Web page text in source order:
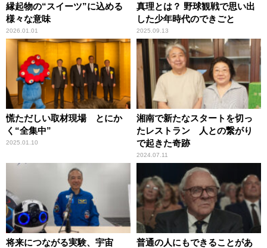
縁起物の“スイーツ”に込める
様々な意味
2026.01.01
真理とは？ 野球観戦で思い出
した少年時代のできごと
2025.09.13
慌ただしい取材現場 とにか
く“全集中”
2025.01.10
湘南で新たなスタートを切っ
たレストラン 人との繋がり
で起きた奇跡
2024.07.11
将来につながる実験、宇宙
普通の人にもできることがあ